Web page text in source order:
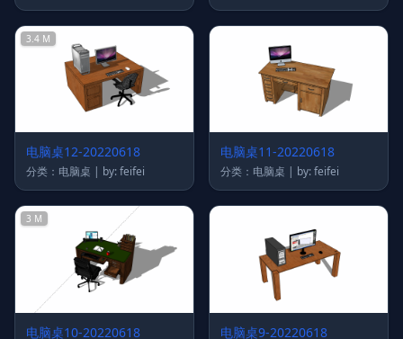
3.4 M
电脑桌12-20220618
分类：电脑桌 | by: feifei
电脑桌11-20220618
分类：电脑桌 | by: feifei
3 M
电脑桌10-20220618 电脑桌9-20220618